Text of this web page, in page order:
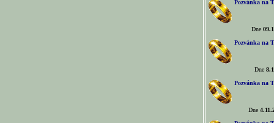
Pozvánka na
Dne
Pozvánka na
Dne
Pozvánka na
Dne